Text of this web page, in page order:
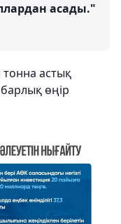
асады."
астық
өңір